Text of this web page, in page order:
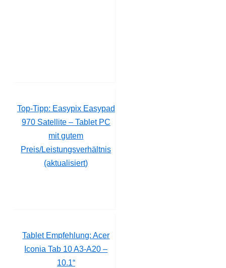
Top-Tipp: Easypix Easypad
970 Satellite – Tablet PC
mit gutem
Preis/Leistungsverhältnis
(aktualisiert)
Tablet Empfehlung: Acer
Iconia Tab 10 A3-A20 –
10.1“